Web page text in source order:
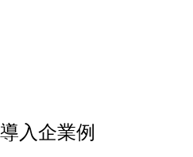
導入企業例